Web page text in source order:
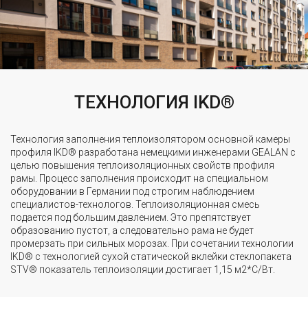
ТЕХНОЛОГИЯ IKD®
Технология заполнения теплоизолятором основной камеры
профиля IKD® разработана немецкими инженерами GEALAN с
целью повышения теплоизоляционных свойств профиля
рамы. Процесс заполнения происходит на специальном
оборудовании в Германии под строгим наблюдением
специалистов-технологов. Теплоизоляционная смесь
подается под большим давлением. Это препятствует
образованию пустот, а следовательно рама не будет
промерзать при сильных морозах. При сочетании технологии
IKD® с технологией сухой статической вклейки стеклопакета
STV® показатель теплоизоляции достигает 1,15 м2*С/Вт.